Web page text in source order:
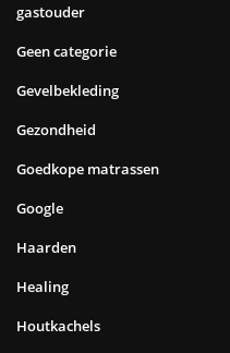
gastouder
Geen categorie
Gevelbekleding
Gezondheid
Goedkope matrassen
Google
Haarden
Healing
Houtkachels